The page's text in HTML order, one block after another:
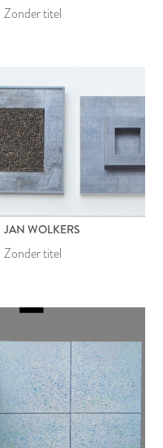
Zonder titel
JAN WOLKERS
Zonder titel